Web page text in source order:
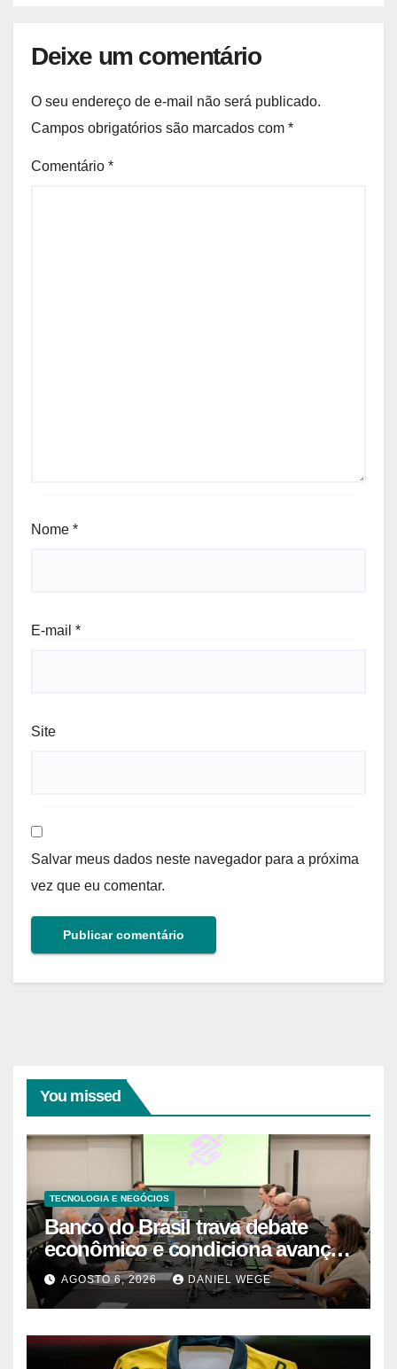
Deixe um comentário
O seu endereço de e-mail não será publicado.
Campos obrigatórios são marcados com *
Comentário *
Nome *
E-mail *
Site
Salvar meus dados neste navegador para a próxima
vez que eu comentar.
You missed
TECNOLOGIA E NEGÓCIOS
Banco do Brasil trava debate
econômico e condiciona avanços
à decisão da Fenaban | Contec
Brasil
AGOSTO 6, 2026 DANIEL WEGE